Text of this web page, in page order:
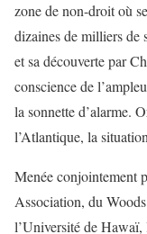
zone de non-droit où
dizaines de milliers de
et sa découverte par
conscience de
la sonnette d’alarme.
l’Atlantique, la
Menée conjointement
Association, du
l’Université de Hawaï,